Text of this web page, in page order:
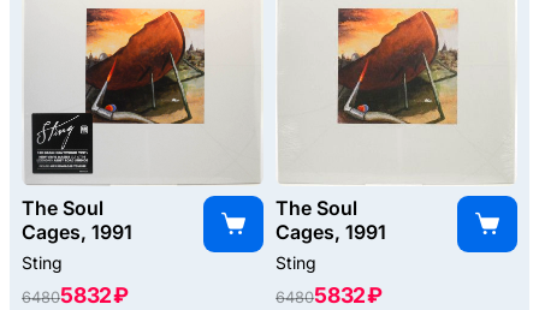
The Soul
Cages, 1991
Sting
64805832 ₽
The Soul
Cages, 1991
Sting
64805832 ₽